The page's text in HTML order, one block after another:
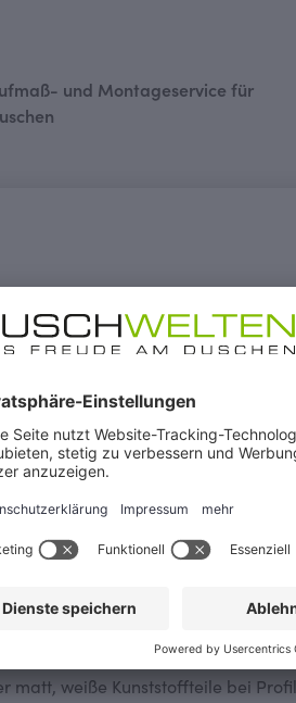
und Montageservice für
Eckeinstieg mit
Verstellbereich
Reinigung
einfache Montage
in der Glasart Klarglas in den
matt, weiße Kunststoffteile bei